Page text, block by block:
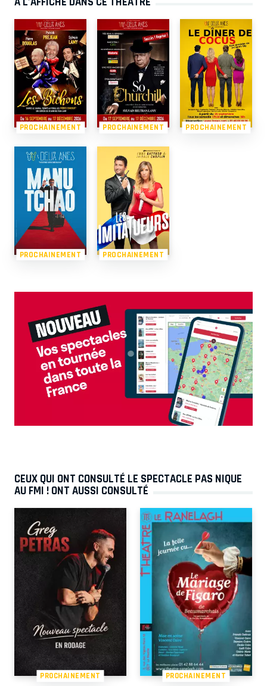
PROCHAINEMENT PROCHAINEMENT PROCHAINEMENT
PROCHAINEMENT PROCHAINEMENT
CEUX QUI ONT CONSULTÉ LE SPECTACLE PAS NIQUE
AU FMI ! ONT AUSSI CONSULTÉ
PROCHAINEMENT PROCHAINEMENT